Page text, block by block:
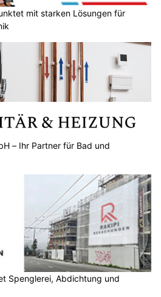
mit starken Lösungen für
– Ihr Partner für Bad und
Spenglerei, Abdichtung und